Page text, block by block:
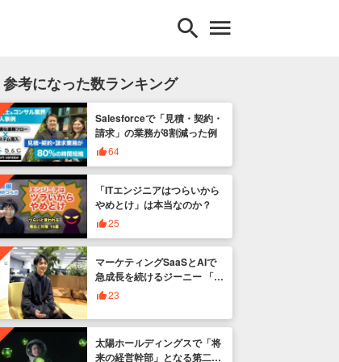
検索
DX人材の獲得育成策
IT業のDX
アーキテクト
クラウド(SaaS/PaaS/IaaS)
サービス業のDX
セキュリティ
デジタルマーケティング
ビッグデータ(BI/MA)
プロジェクト失敗あるある
不動産業のDX
商社のDX
小売業のDX
参考になった数ランキング
Salesforceで「見積・契約・
請求」の業務が8割減った例
64
「ITエンジニアはつらいから
やめとけ」は本当なのか？
25
マーケティングSaaSとAIで
急成長を続けるジーニー 「メ
ガベンチャーへの挑戦」を共
23
太陽ホールディングスで「将
来の経営幹部」となる第二新